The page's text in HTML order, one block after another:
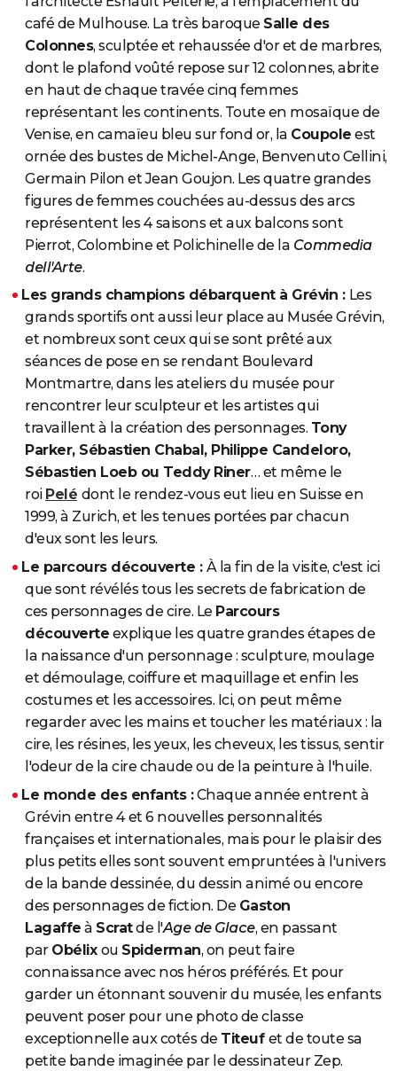
café de Mulhouse. La très baroque Salle des
Colonnes, sculptée et rehaussée d'or et de marbres,
dont le plafond voûté repose sur 12 colonnes, abrite
en haut de chaque travée cinq femmes
représentant les continents. Toute en mosaïque de
Venise, en camaïeu bleu sur fond or, la Coupole est
ornée des bustes de Michel-Ange, Benvenuto Cellini,
Germain Pilon et Jean Goujon. Les quatre grandes
figures de femmes couchées au-dessus des arcs
représentent les 4 saisons et aux balcons sont
Pierrot, Colombine et Polichinelle de la Commedia
dell'Arte.
Les grands champions débarquent à Grévin : Les
grands sportifs ont aussi leur place au Musée Grévin,
et nombreux sont ceux qui se sont prêté aux
séances de pose en se rendant Boulevard
Montmartre, dans les ateliers du musée pour
rencontrer leur sculpteur et les artistes qui
travaillent à la création des personnages. Tony
Parker, Sébastien Chabal, Philippe Candeloro,
Sébastien Loeb ou Teddy Riner… et même le
roi Pelé dont le rendez-vous eut lieu en Suisse en
1999, à Zurich, et les tenues portées par chacun
d'eux sont les leurs.
Le parcours découverte : À la fin de la visite, c'est ici
que sont révélés tous les secrets de fabrication de
ces personnages de cire. Le Parcours
découverte explique les quatre grandes étapes de
la naissance d'un personnage : sculpture, moulage
et démoulage, coiffure et maquillage et enfin les
costumes et les accessoires. Ici, on peut même
regarder avec les mains et toucher les matériaux : la
cire, les résines, les yeux, les cheveux, les tissus, sentir
l'odeur de la cire chaude ou de la peinture à l'huile.
Le monde des enfants :Chaque année entrent à
Grévin entre 4 et 6 nouvelles personnalités
françaises et internationales, mais pour le plaisir des
plus petits elles sont souvent empruntées à l'univers
de la bande dessinée, du dessin animé ou encore
des personnages de fiction. De Gaston
Lagaffe à Scratde l'Age de Glace, en passant
par Obélix ou Spiderman, on peut faire
connaissance avec nos héros préférés. Et pour
garder un étonnant souvenir du musée, les enfants
peuvent poser pour une photo de classe
exceptionnelle aux cotés de Titeuf et de toute sa
petite bande imaginée par le dessinateur Zep.